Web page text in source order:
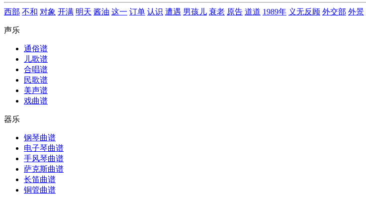
西部 不和 对象 开满 明天 酱油 这一 订单 认识 遭遇 男孩儿 衰老 原告 道道 1989年 义无反顾 外交部 外景
声乐
通俗谱
儿歌谱
合唱谱
民歌谱
美声谱
戏曲谱
器乐
钢琴曲谱
电子琴曲谱
手风琴曲谱
萨克斯曲谱
长笛曲谱
铜管曲谱